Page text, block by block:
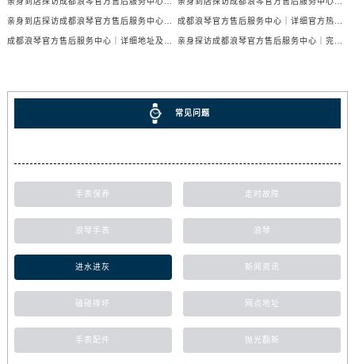
常见问题
手表保养 走时故障
浪琴手表 浪琴
进水进灰 新闻资讯
磕碰摔坏 网点地址
手表配件 抛光翻新